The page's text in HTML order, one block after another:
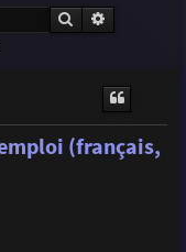
Rechercher
(français,